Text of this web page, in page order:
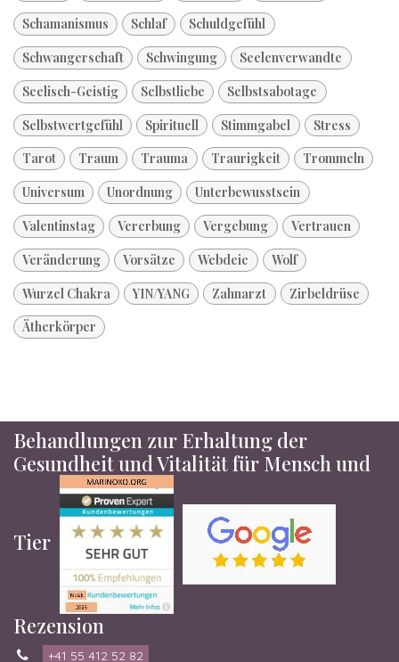
Schamanismus
Schlaf
Schuldgefühl
Schwangerschaft
Schwingung
Seelenverwandte
Seelisch-Geistig
Selbstliebe
Selbstsabotage
Selbstwertgefühl
Spirituell Stimmgabel
Stress
Tarot
Traum Trauma Traurigkeit
Trommeln
Universum
Unordnung
Unterbewusstsein
Valentinstag
Vererbung Vergebung
Vertrauen
Veränderung
Vorsätze Webdeie
Wolf
Wurzel Chakra
YIN/YANG Zahnarzt
Zirbeldrüse
Ätherkörper
Behandlungen zur Erhaltung der
Gesundheit und Vitalität für Mensch und
Tier
Rezension
+41 55 412 52 82